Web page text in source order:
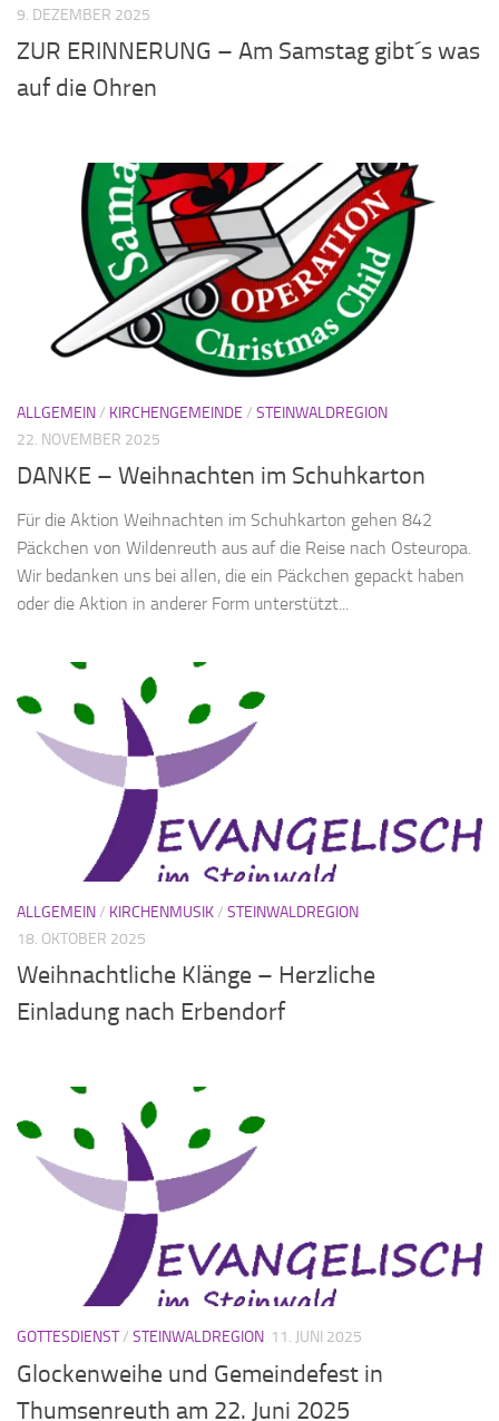
9. DEZEMBER 2025
ZUR ERINNERUNG – Am Samstag gibt´s was
auf die Ohren
ALLGEMEIN/ KIRCHENGEMEINDE / STEINWALDREGION
22. NOVEMBER 2025
DANKE – Weihnachten im Schuhkarton
Für die Aktion Weihnachten im Schuhkarton gehen 842
Päckchen von Wildenreuth aus auf die Reise nach Osteuropa.
Wir bedanken uns bei allen, die ein Päckchen gepackt haben
oder die Aktion in anderer Form unterstützt...
ALLGEMEIN/ KIRCHENMUSIK/ STEINWALDREGION
18. OKTOBER 2025
Weihnachtliche Klänge – Herzliche
Einladung nach Erbendorf
GOTTESDIENST/ STEINWALDREGION 11. JUNI 2025
Glockenweihe und Gemeindefest in
Thumsenreuth am 22. Juni 2025